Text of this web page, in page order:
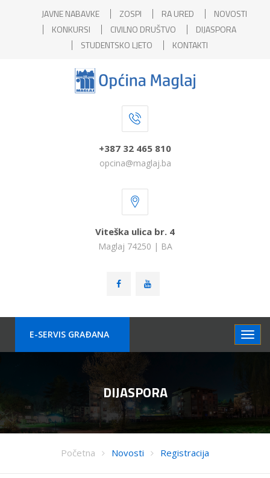
JAVNE NABAVKE ZOSPI RA URED
NOVOSTI
KONKURSI
CIVILNO DRUŠTVO
DIJASPORA
STUDENTSKO LJETO
KONTAKTI
+387 32 465 810
opcina@maglaj.ba
Viteška ulica br. 4
Maglaj 74250 | BA
E-SERVIS GRAÐANA
DIJASPORA
Početna Novosti Registracija